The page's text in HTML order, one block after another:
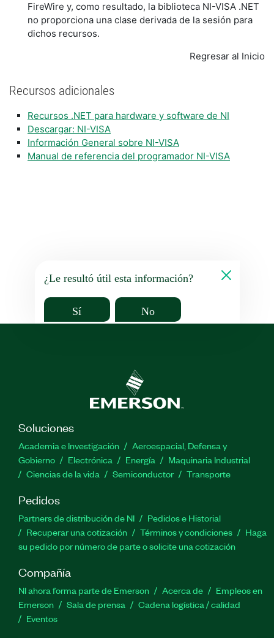
FireWire y, como resultado, la biblioteca NI-VISA .NET
no proporciona una clase derivada de la sesión para
dichos recursos.
Regresar al Inicio
Recursos adicionales
Recursos .NET para hardware y software de NI
Descargar: NI-VISA
Información General sobre NI-VISA
Manual de referencia del programador NI-VISA
¿Le resultó útil esta información?
Sí No
Soluciones
Academia e Investigación
Aeroespacial, Defensa y
Gobierno
Electrónica Energía
Maquinaria Industrial
Ciencias de la vida
Semiconductor Transporte
Pedidos
Partners de distribución de NI
Pedidos e Historial
Recuperar una cotización
Términos y condiciones
Haga
su pedido por número de parte o solicite una cotización
Compañía
NI ahora forma parte de Emerson Acerca de
Empleos en
Emerson
Sala de prensa
Cadena logística / calidad
Eventos